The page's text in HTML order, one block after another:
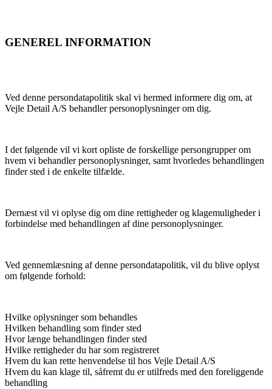
GENEREL INFORMATION
Ved denne persondatapolitik skal vi hermed informere dig om, at
Vejle Detail A/S behandler personoplysninger om dig.
I det følgende vil vi kort opliste de forskellige persongrupper om
hvem vi behandler personoplysninger, samt hvorledes behandlingen
finder sted i de enkelte tilfælde.
Dernæst vil vi oplyse dig om dine rettigheder og klagemuligheder i
forbindelse med behandlingen af dine personoplysninger.
Ved gennemlæsning af denne persondatapolitik, vil du blive oplyst
om følgende forhold:
Hvilke oplysninger som behandles
Hvilken behandling som finder sted
Hvor længe behandlingen finder sted
Hvilke rettigheder du har som registreret
Hvem du kan rette henvendelse til hos Vejle Detail A/S
Hvem du kan klage til, såfremt du er utilfreds med den foreliggende
behandling